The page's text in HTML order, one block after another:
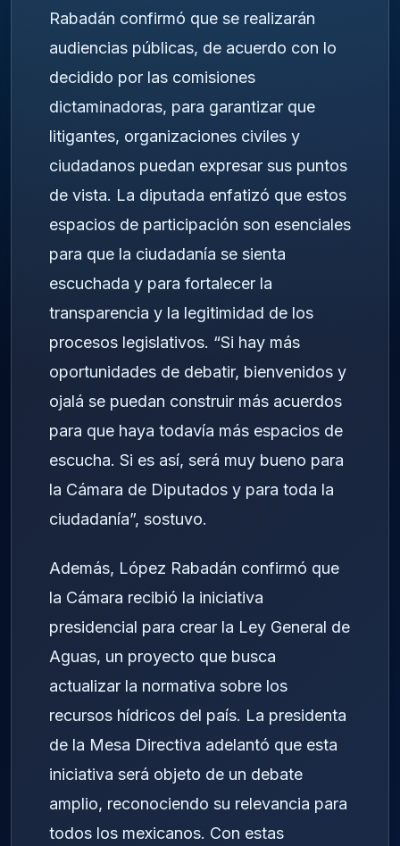
Rabadán confirmó que se realizarán
audiencias públicas, de acuerdo con lo
decidido por las comisiones
dictaminadoras, para garantizar que
litigantes, organizaciones civiles y
ciudadanos puedan expresar sus puntos
de vista. La diputada enfatizó que estos
espacios de participación son esenciales
para que la ciudadanía se sienta
escuchada y para fortalecer la
transparencia y la legitimidad de los
procesos legislativos. “Si hay más
oportunidades de debatir, bienvenidos y
ojalá se puedan construir más acuerdos
para que haya todavía más espacios de
escucha. Si es así, será muy bueno para
la Cámara de Diputados y para toda la
ciudadanía”, sostuvo.
Además, López Rabadán confirmó que
la Cámara recibió la iniciativa
presidencial para crear la Ley General de
Aguas, un proyecto que busca
actualizar la normativa sobre los
recursos hídricos del país. La presidenta
de la Mesa Directiva adelantó que esta
iniciativa será objeto de un debate
amplio, reconociendo su relevancia para
todos los mexicanos. Con estas